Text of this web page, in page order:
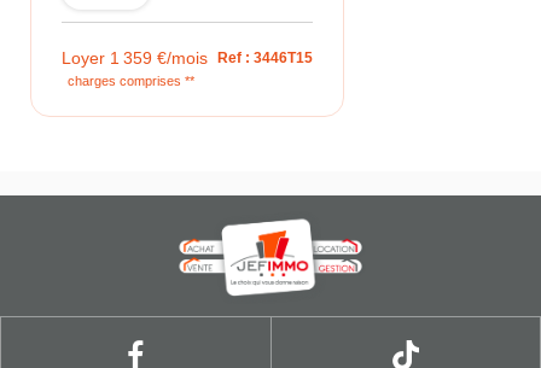
Loyer 1 359 €/mois
charges comprises **
Ref : 3446T15